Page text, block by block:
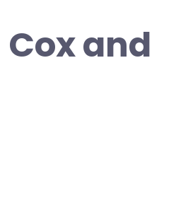
and